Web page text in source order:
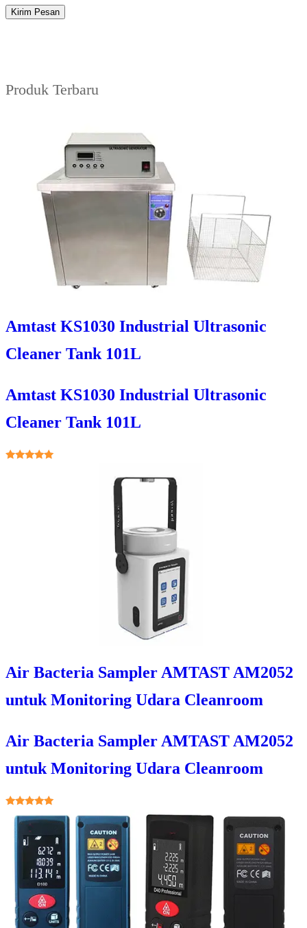
Kirim Pesan
Produk Terbaru
Amtast KS1030 Industrial Ultrasonic
Cleaner Tank 101L
Amtast KS1030 Industrial Ultrasonic
Cleaner Tank 101L
Air Bacteria Sampler AMTAST AM2052
untuk Monitoring Udara Cleanroom
Air Bacteria Sampler AMTAST AM2052
untuk Monitoring Udara Cleanroom
★★★★★